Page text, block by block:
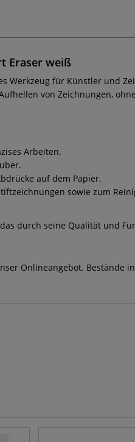
Eraser weiß
Werkzeug für Künstler und
von Zeichnungen,
Arbeiten.
auf dem Papier.
sowie zum
das durch seine Qualität
Onlineangebot. Bestände